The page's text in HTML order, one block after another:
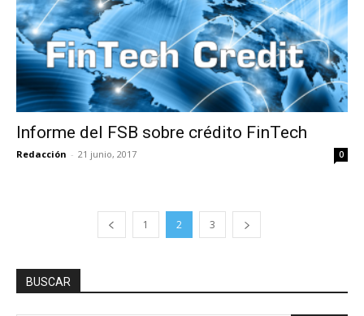
Informe del FSB sobre crédito FinTech
Redacción - 21 junio, 2017 0
1 2 3
BUSCAR